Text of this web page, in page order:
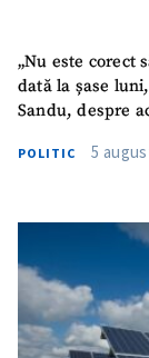
„Nu este corect
dată la șase
Sandu, despre
POLITIC 5